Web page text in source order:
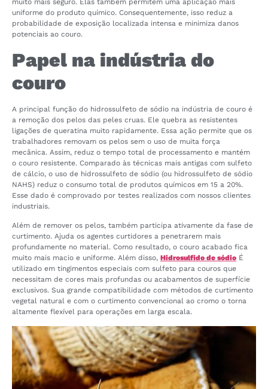
muito mais seguro. Elas também permitem uma aplicação mais
uniforme do produto químico. Consequentemente, isso reduz a
probabilidade de exposição localizada intensa e minimiza danos
potenciais ao couro.
Papel na indústria do
couro
A principal função do hidrossulfeto de sódio na indústria de couro é
a remoção dos pelos das peles cruas. Ele quebra as resistentes
ligações de queratina muito rapidamente. Essa ação permite que os
trabalhadores removam os pelos sem o uso de muita força
mecânica. Assim, reduz o tempo total de processamento e mantém
o couro resistente. Comparado às técnicas mais antigas com sulfeto
de cálcio, o uso de hidrossulfeto de sódio (ou hidrossulfeto de sódio
NAHS) reduz o consumo total de produtos químicos em 15 a 20%.
Esse dado é comprovado por testes realizados com nossos clientes
industriais.
Além de remover os pelos, também participa ativamente da fase de
curtimento. Ajuda os agentes curtidores a penetrarem mais
profundamente no material. Como resultado, o couro acabado fica
muito mais macio e uniforme. Além disso, Hidrosulfido de sódio É
utilizado em tingimentos especiais com sulfeto para couros que
necessitam de cores mais profundas ou acabamentos de superfície
exclusivos. Sua grande compatibilidade com métodos de curtimento
vegetal natural e com o curtimento convencional ao cromo o torna
altamente flexível para operações em larga escala.